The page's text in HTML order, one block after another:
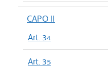
CAPO II
Art. 34
Art. 35